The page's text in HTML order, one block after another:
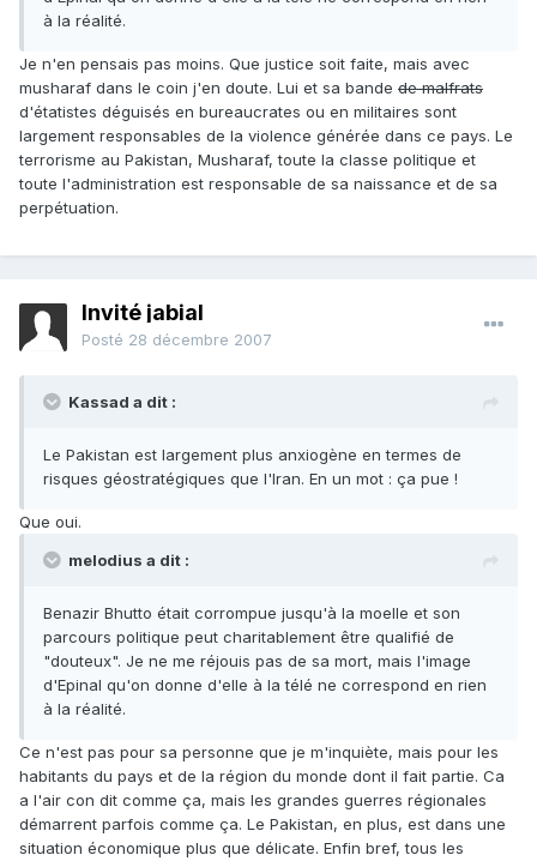
à la réalité.
Je n'en pensais pas moins. Que justice soit faite, mais avec
musharaf dans le coin j'en doute. Lui et sa bande de malfrats
d'étatistes déguisés en bureaucrates ou en militaires sont
largement responsables de la violence générée dans ce pays. Le
terrorisme au Pakistan, Musharaf, toute la classe politique et
toute l'administration est responsable de sa naissance et de sa
perpétuation.
Invité jabial
Posté 28 décembre 2007
Kassad a dit :
Le Pakistan est largement plus anxiogène en termes de
risques géostratégiques que l'Iran. En un mot : ça pue !
Que oui.
melodius a dit :
Benazir Bhutto était corrompue jusqu'à la moelle et son
parcours politique peut charitablement être qualifié de
"douteux". Je ne me réjouis pas de sa mort, mais l'image
d'Epinal qu'on donne d'elle à la télé ne correspond en rien
à la réalité.
Ce n'est pas pour sa personne que je m'inquiète, mais pour les
habitants du pays et de la région du monde dont il fait partie. Ca
a l'air con dit comme ça, mais les grandes guerres régionales
démarrent parfois comme ça. Le Pakistan, en plus, est dans une
situation économique plus que délicate. Enfin bref, tous les